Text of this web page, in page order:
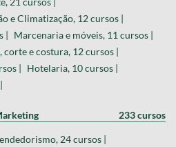
e Climatização, 12 cursos |
| Marcenaria e móveis, 11 cursos |
corte e costura, 12 cursos |
| Hotelaria, 10 cursos |
233 cursos
24 cursos |